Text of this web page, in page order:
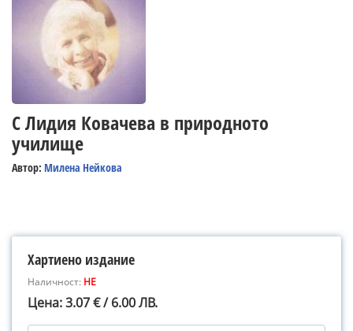
С Лидия Ковачева в природното
училище
Автор: Милена Нейкова
Хартиено издание
Наличност: НЕ
Цена: 3.07 € / 6.00 ЛВ.